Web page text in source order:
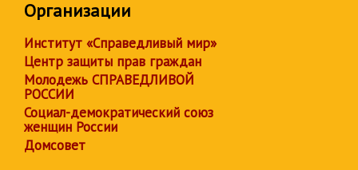
Организации
Институт «Справедливый мир»
Центр защиты прав граждан
Молодежь СПРАВЕДЛИВОЙ
РОССИИ
Социал-демократический союз
женщин России
Домсовет